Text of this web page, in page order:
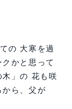
の 大寒を過
かと思って
」の 花も咲
から、父が